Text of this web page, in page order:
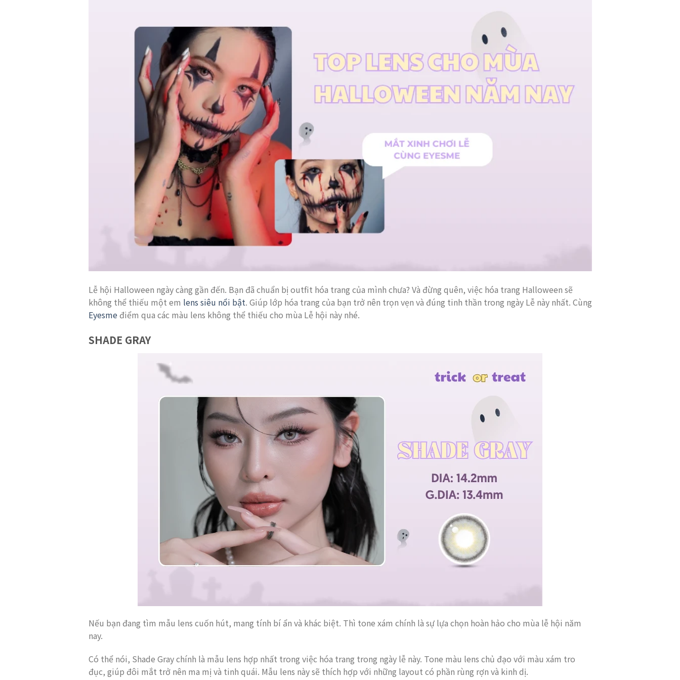
Lễ hội Halloween ngày càng gần đến. Bạn đã chuẩn bị outfit hóa trang của mình chưa? Và đừng quên, việc hóa trang Halloween sẽ
không thể thiếu một em lens siêu nổi bật. Giúp lớp hóa trang của bạn trở nên trọn vẹn và đúng tinh thần trong ngày Lễ này nhất. Cùng
Eyesmeđiểm qua các màu lens không thể thiếu cho mùa Lễ hội này nhé.
SHADE GRAY
Nếu bạn đang tìm mẫu lens cuốn hút, mang tính bí ẩn và khác biệt. Thì tone xám chính là sự lựa chọn hoàn hảo cho mùa lễ hội năm
nay.
Có thể nói, Shade Gray chính là mẫu lens hợp nhất trong việc hóa trang trong ngày lễ này. Tone màu lens chủ đạo với màu xám tro
đục, giúp đôi mắt trở nên ma mị và tinh quái. Mẫu lens này sẽ thích hợp với những layout có phần rùng rợn và kinh dị.